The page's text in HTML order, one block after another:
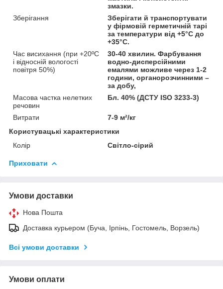
змазки.
Зберігання
Зберігати й транспортувати
у фірмовій герметичній тарі
за температури від +5°С до
+35°С.
Час висихання (при +20ºС
і відносній вологості
повітря 50%)
30-40 хвилин. Фарбування
водно-дисперсійними
емалями можливе через 1-2
години, органорозчинними –
за добу,
Масова частка нелетких
речовин
Бл. 40% (ДСТУ ISO 3233-3)
Витрати
7-9 м²/кг
Користувацькі характеристики
Колір
Світло-сірий
Приховати
Умови доставки
Нова Пошта
Доставка курьером (Буча, Ірпінь, Гостомель, Ворзель)
Всі умови доставки
Умови оплати